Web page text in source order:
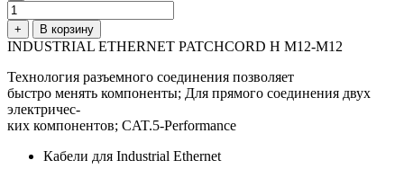
+ В корзину
INDUSTRIAL ETHERNET PATCHCORD H M12-M12
Технология разъемного соединения позволяет
быстро менять компоненты; Для прямого соединения двух
электричес-
ких компонентов; CAT.5-Performance
Кабели для Industrial Ethernet